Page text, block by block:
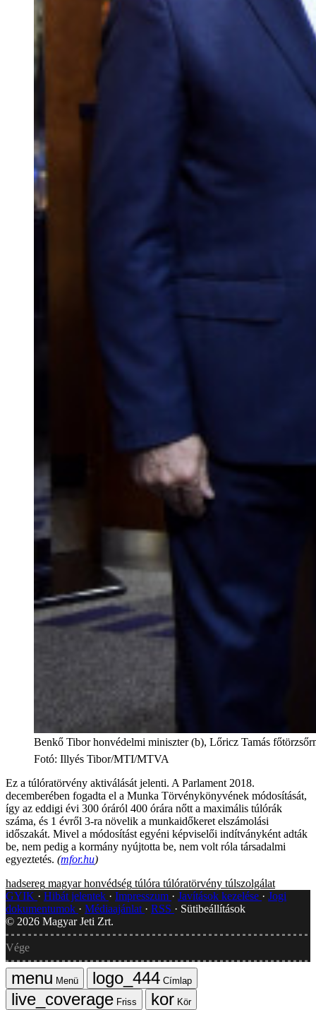
Benkő Tibor honvédelmi miniszter (b), Lőricz Tamás
Fotó: Illyés Tibor/MTI/MTVA
Ez a túlóratörvény aktiválását jelenti. A Parlament 2018.
decemberében fogadta el a Munka Törvénykönyvének módosítását,
így az eddigi évi 300 óráról 400 órára nőtt a maximális túlórák
száma, és 1 évről 3-ra növelik a munkaidőkeret elszámolási
időszakát. Mivel a módosítást egyéni képviselői indítványként adták
be, nem pedig a kormány nyújtotta be, nem volt róla társadalmi
egyeztetés. (mfor.hu)
hadsereg magyar honvédség túlóra túlóratörvény túlszolgálat
GYIK
Hibát jelentek Impresszum Javítások kezelése
Jogi
dokumentumok
Médiaajánlat RSS
Sütibeállítások
© 2026 Magyar Jeti Zrt.
Vége
Menü
Címlap
Friss
Kör